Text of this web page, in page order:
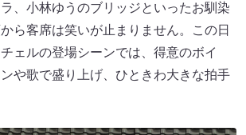
、小林ゆうのブリッジといったお馴染
ら客席は笑いが止まりません。この日
ェルの登場シーンでは、得意のボイ
や歌で盛り上げ、ひときわ大きな拍手